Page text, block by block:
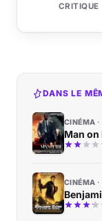
CRITIQUE
DANS LE
CINÉMA
Man on
CINÉMA